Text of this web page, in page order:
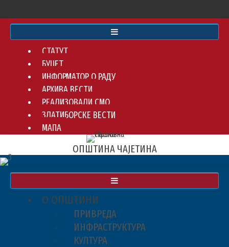
СТАТУТ
БУЏЕТ
ИНФОРМАТОР О РАДУ
АРХИВА ВЕСТИ
РЕАЛИЗОВАЛИ СМО
ЗЛАТИБОРСКЕ ВЕСТИ
МАПА
ОПШТИНА ЧАЈЕТИНА
О ОПШТИНИ
ПРИВРЕДА
ИНФРАСТРУКТУРА
КУЛТУРА